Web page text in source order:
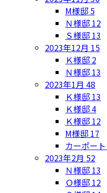
M様邸 5
Ｎ様邸 12
Ｓ様邸 13
2023年12月 15
Ｋ様邸 2
Ｎ様邸 13
2023年1月 48
Ｋ様邸 13
Ｋ様邸4
Ｋ様邸 12
M様邸 17
カーポー
2023年2月 52
Ｎ様邸 13
Ｏ様邸 12